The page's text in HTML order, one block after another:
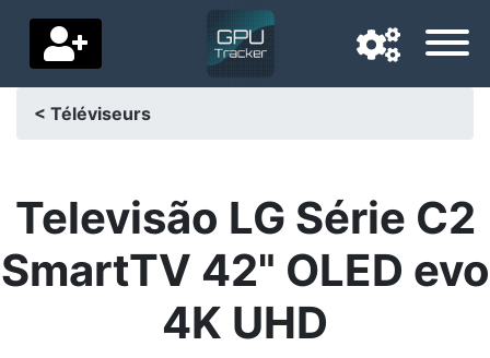
Pays de livraison
Accueil
< Téléviseurs
Televisão LG Série C2
SmartTV 42" OLED evo
4K UHD